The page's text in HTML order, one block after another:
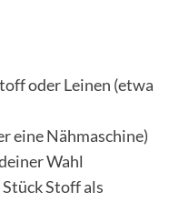
oder Leinen (etwa
eine Nähmaschine)
Wahl
Stoff als